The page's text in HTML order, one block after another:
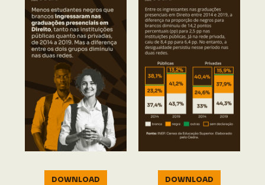
DOWNLOAD DOWNLOAD